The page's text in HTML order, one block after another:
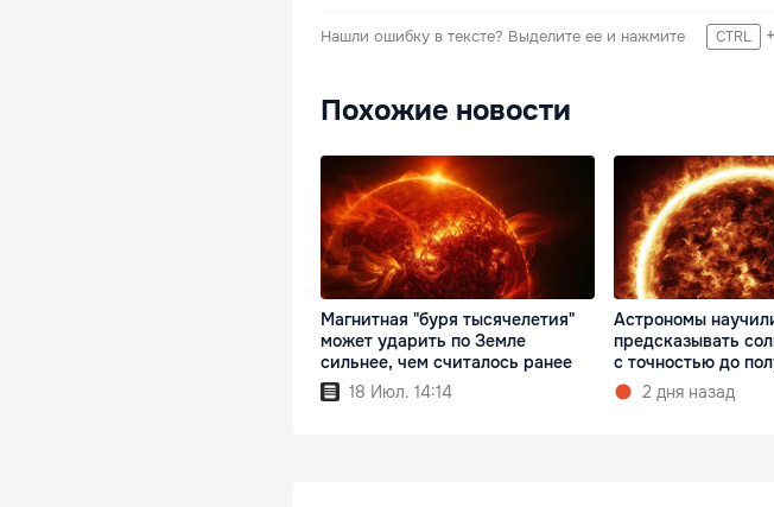
Нашли ошибку в тексте? Выделите ее и нажмите CTRL +
Похожие новости
Магнитная "буря тысячелетия"
может ударить по Земле
сильнее, чем считалось ранее
18 Июл. 14:14
Астрономы
предсказывать
с точностью до
2 дня назад